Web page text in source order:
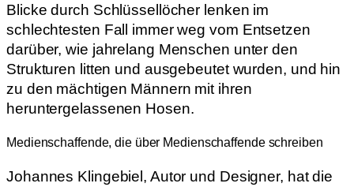
Blicke durch Schlüssellöcher lenken im
schlechtesten Fall immer weg vom Entsetzen
darüber, wie jahrelang Menschen unter den
Strukturen litten und ausgebeutet wurden, und hin
zu den mächtigen Männern mit ihren
heruntergelassenen Hosen.
Medienschaffende, die über Medienschaffende schreiben
Johannes Klingebiel, Autor und Designer, hat die